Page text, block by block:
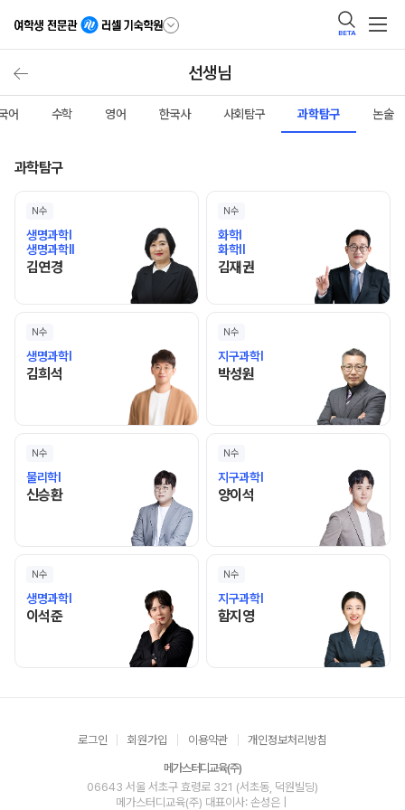
BETA
선생님
어 수학 영어 한국사 사회탐구 과학탐구 논술
과학탐구
N수
생명과학I
생명과학II
김연경김연경 선생님 홈 바로가기
N수
화학I
화학II
김재권김재권 선생님 홈 바로가기
N수
생명과학I
김희석 김희석 선생님 홈 바로가기
N수
지구과학I
박성원박성원 선생님 홈 바로가기
N수
물리학I
신승환신승환 선생님 홈 바로가기
N수
지구과학I
양이석 양이석 선생님 홈 바로가기
N수
생명과학I
이석준이석준 선생님 홈 바로가기
N수
지구과학I
함지영함지영 선생님 홈 바로가기
로그인 회원가입 이용약관 개인정보처리방침
메가스터디교육(주)
06643 서울 서초구 효령로 321 (서초동, 덕원빌딩)
메가스터디교육(주) 대표이사: 손성은 |